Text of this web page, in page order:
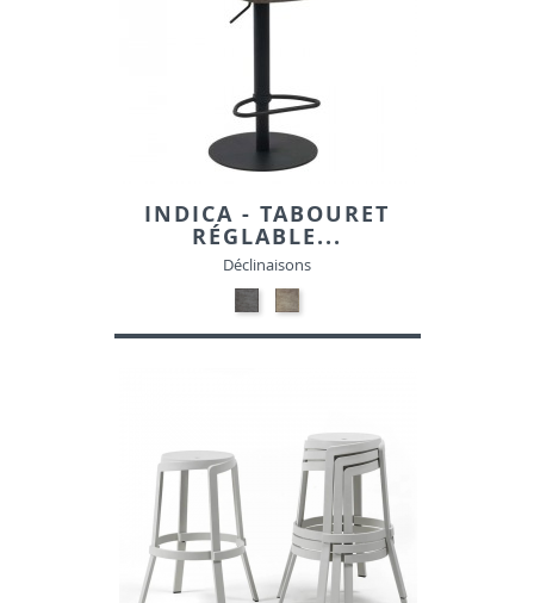
INDICA - TABOURET
RÉGLABLE...
Déclinaisons
NOIR
MAT
PATINE-
GRIS
MAT
PATINE-